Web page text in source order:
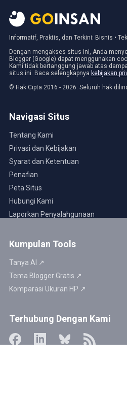
Informatif, Praktis, dan Terkini: Bisnis •
Dengan mengakses situs ini, Anda
Blogger (Google) dapat menggunakan
Kami tidak bertanggung jawab atas
situs ini. Baca selengkapnya kebijakan
© Hak Cipta 2016 - 2026. Seluruh hak
Navigasi Situs
Tentang Kami
Privasi dan Kebijakan
Syarat dan Ketentuan
Penafian
Peta Situs
Hubungi Kami
Laporkan Penyalahgunaan
Kumpulan Tools
Tanya AI ↗
Tema Blogger Gratis ↗
Komparasi Ukuran HP ↗
Terhubung Dengan Kami